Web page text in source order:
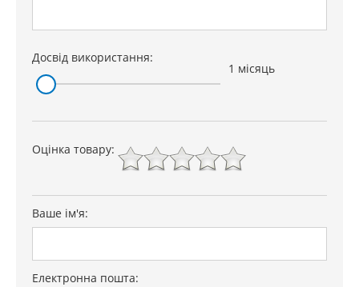
Досвід використання:
1 місяць
Оцінка товару:
Ваше ім'я:
Електронна пошта: